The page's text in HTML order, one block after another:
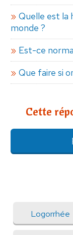
Quelle est la
monde ?
Est-ce
Que faire si
Cette
Logorrhée